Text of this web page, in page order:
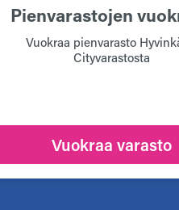
Pienvarastojen
Vuokraa pienvarasto
Cityvarastosta
Vuokraa varasto